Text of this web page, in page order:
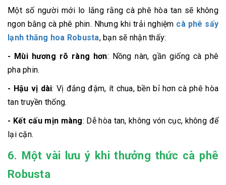
Một số người mới lo lắng rằng cà phê hòa tan sẽ không
ngon bằng cà phê phin. Nhưng khi trải nghiệm cà phê sấy
lạnh thăng hoa Robusta, bạn sẽ nhận thấy:
- Mùi hương rõ ràng hơn: Nồng nàn, gần giống cà phê
pha phin.
- Hậu vị dài: Vị đắng đậm, ít chua, bền bỉ hơn cà phê hòa
tan truyền thống.
- Kết cấu mịn màng: Dễ hòa tan, không vón cục, không để
lại cặn.
6. Một vài lưu ý khi thưởng thức cà phê
Robusta